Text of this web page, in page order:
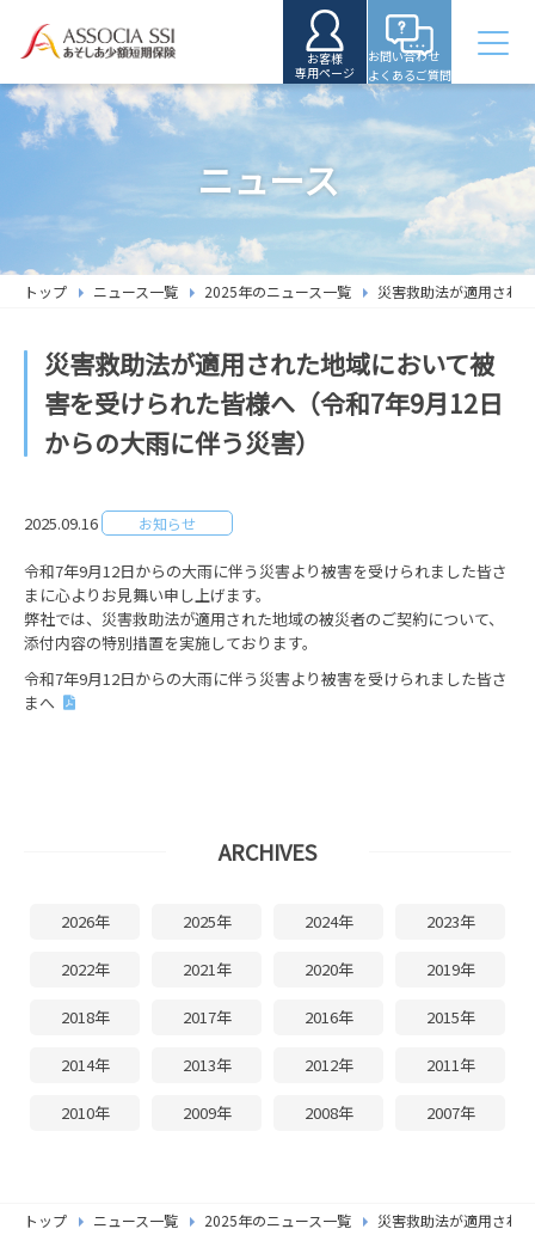
お客様
専用ページ
お問い合わせ
よくあるご質問
ニュース
トップ ニュース一覧 2025年のニュース一覧 災害救助法が適用され
災害救助法が適用された地域において被
害を受けられた皆様へ（令和7年9月12日
からの大雨に伴う災害）
2025.09.16 お知らせ
令和7年9月12日からの大雨に伴う災害より被害を受けられました皆さ
まに心よりお見舞い申し上げます。
弊社では、災害救助法が適用された地域の被災者のご契約について、
添付内容の特別措置を実施しております。
令和7年9月12日からの大雨に伴う災害より被害を受けられました皆さ
まへ
ARCHIVES
2026年 2025年 2024年 2023年
2022年 2021年 2020年 2019年
2018年 2017年 2016年 2015年
2014年 2013年 2012年 2011年
2010年 2009年 2008年 2007年
トップ ニュース一覧 2025年のニュース一覧 災害救助法が適用され